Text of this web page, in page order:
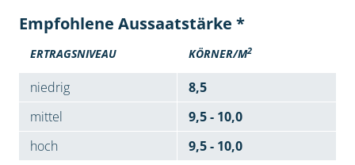
Empfohlene Aussaatstärke *
ERTRAGSNIVEAU KÖRNER/M2
niedrig
8,5
mittel
9,5 - 10,0
hoch
9,5 - 10,0